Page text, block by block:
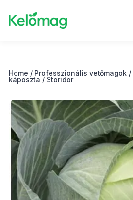
Home / Professzionális vetőmagok/
káposzta / Storidor